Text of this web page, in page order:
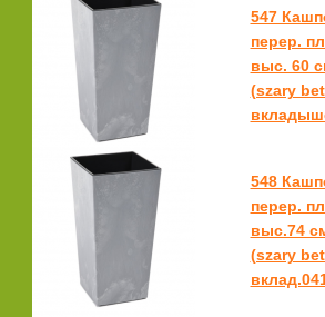
547
перер.
выс. 60
(szary
548
перер.
выс.74
(szary